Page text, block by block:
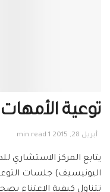
توعية
أبريل 28, 2015 1 min read
يتابع المركز الاستشاري
اليونيسيف) جلسات
تتناول كيفية الاعتناء